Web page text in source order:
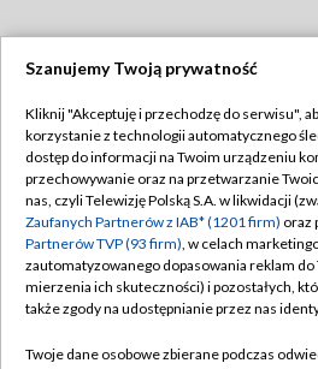
TVP
Abonament TVP
Emisja w TVP
Centrum informacji TVP
Naziemna Telewizja Cyfrowa
Regulamin
Polityka
Moje
Pomoc
Szanujemy Twoją prywatność
Kliknij "Akceptuję i przechodzę do serwisu",
korzystanie z technologii automatycznego
dostęp do informacji na Twoim urządzeniu
przechowywanie oraz na przetwarzanie
nas, czyli Telewizję Polską S.A. w likwidacji
Zaufanych Partnerów z IAB* (1201 firm) oraz
Partnerów TVP (93 firm), w celach
zautomatyzowanego dopasowania reklam
mierzenia ich skuteczności) i pozostałych,
także zgody na udostępnianie przez nas
Twoje dane osobowe zbierane podczas